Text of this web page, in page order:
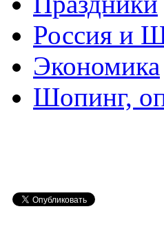
Россия и
Экономика
Шопинг,